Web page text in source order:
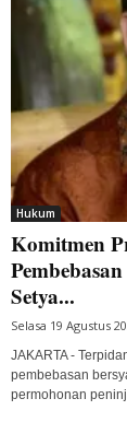
Hukum
Komitmen
Setya...
Selasa 19 Agustus
JAKARTA -
pembebasan
permohonan